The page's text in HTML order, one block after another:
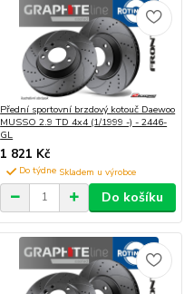
Přední sportovní brzdový kotouč Daewoo
MUSSO 2.9 TD 4x4 (1/1999 -) - 2446-
GL
1 821 Kč
Do týdne
Do košíku